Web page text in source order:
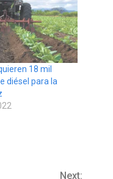
18 mil
diésel para la
Next: